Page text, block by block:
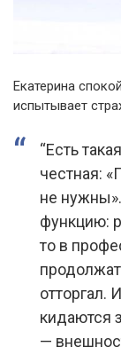
Екатерина
испытывает
“Есть
честная:
не
функцию:
то в
отторгал.
кидаются
—